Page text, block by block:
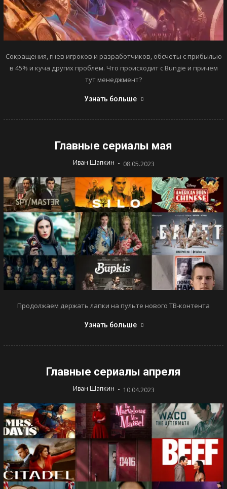
Сокращения, гнев игроков и разработчиков, обсчеты с прибылью
в 45% и куча других проблем. Что происходит с Bungie и причем
тут менеджмент?
Узнать больше
Главные сериалы мая
Иван Шапкин - 08.05.2023
Продолжаем держать лапки на пульте нового ТВ-контента
Узнать больше
Главные сериалы апреля
Иван Шапкин - 10.04.2023